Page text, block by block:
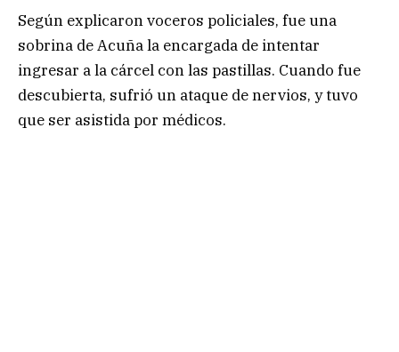
Según explicaron voceros policiales, fue una
sobrina de Acuña la encargada de intentar
ingresar a la cárcel con las pastillas. Cuando fue
descubierta, sufrió un ataque de nervios, y tuvo
que ser asistida por médicos.